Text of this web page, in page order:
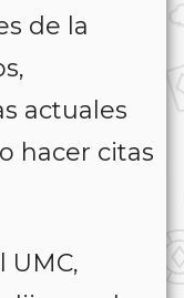
de la
actuales
hacer citas
UMC,